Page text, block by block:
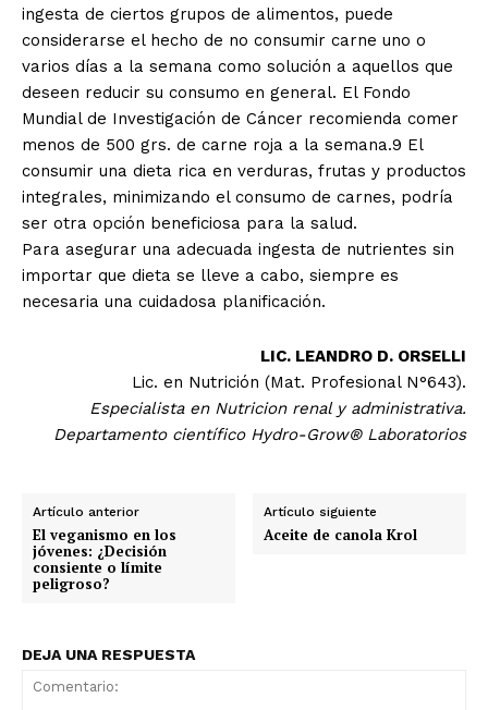
ingesta de ciertos grupos de alimentos, puede
considerarse el hecho de no consumir carne uno o
varios días a la semana como solución a aquellos que
deseen reducir su consumo en general. El Fondo
Mundial de Investigación de Cáncer recomienda comer
menos de 500 grs. de carne roja a la semana.9 El
consumir una dieta rica en verduras, frutas y productos
integrales, minimizando el consumo de carnes, podría
ser otra opción beneficiosa para la salud.
Para asegurar una adecuada ingesta de nutrientes sin
importar que dieta se lleve a cabo, siempre es
necesaria una cuidadosa planificación.
LIC. LEANDRO D. ORSELLI
Lic. en Nutrición (Mat. Profesional N°643).
Especialista en Nutricion renal y administrativa.
Departamento científico Hydro-Grow® Laboratorios
Artículo anterior
El veganismo en los
jóvenes: ¿Decisión
consiente o límite
peligroso?
Artículo siguiente
Aceite de canola Krol
DEJA UNA RESPUESTA